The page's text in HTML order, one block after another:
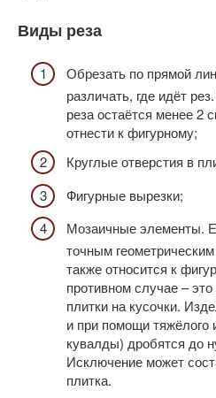
Виды реза
Обрезать по прямой
различать, где идёт
реза остаётся менее 2
отнести к фигурному;
Круглые отверстия в
Фигурные вырезки;
Мозаичные элементы.
точным
также относится к
противном случае –
плитки на кусочки.
и при помощи тяжёлого
кувалды) дробятся до
Исключение может
плитка.